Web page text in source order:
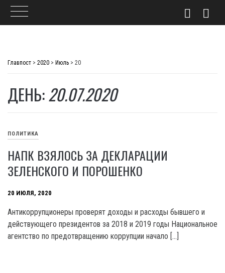
Главпост > 2020 > Июль > 20
ДЕНЬ:20.07.2020
ПОЛИТИКА
НАПК ВЗЯЛОСЬ ЗА ДЕКЛАРАЦИИ
ЗЕЛЕНСКОГО И ПОРОШЕНКО
20 ИЮЛЯ, 2020
Антикоррупционеры проверят доходы и расходы бывшего и
действующего президентов за 2018 и 2019 годы Национальное
агентство по предотвращению коррупции начало […]